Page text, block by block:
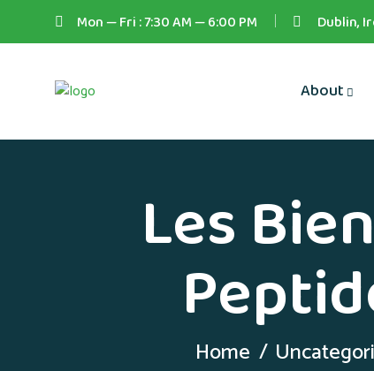
Mon — Fri : 7:30 AM — 6:00 PM Dublin,
About
Les
Home